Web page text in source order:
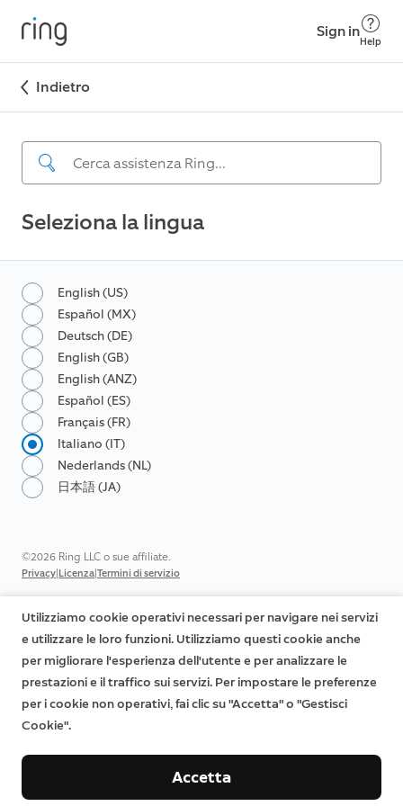
Sign in
Help
Indietro
Seleziona la lingua
English (US)
Español (MX)
Deutsch (DE)
English (GB)
English (ANZ)
Español (ES)
Français (FR)
Italiano (IT)
Nederlands (NL)
日本語 (JA)
©2026 Ring LLC o sue affiliate.
Privacy|Licenza|Termini di servizio
Utilizziamo cookie operativi necessari per navigare nei servizi
e utilizzare le loro funzioni. Utilizziamo questi cookie anche
per migliorare l'esperienza dell'utente e per analizzare le
prestazioni e il traffico sui servizi. Per impostare le preferenze
per i cookie non operativi, fai clic su "Accetta" o "Gestisci
Cookie".
Accetta